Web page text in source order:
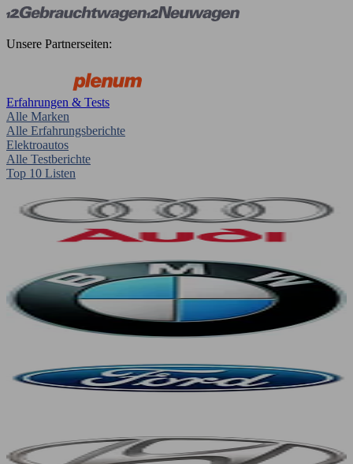
Unsere Partnerseiten:
Erfahrungen & Tests
Alle Marken
Alle Erfahrungsberichte
Elektroautos
Alle Testberichte
Top 10 Listen